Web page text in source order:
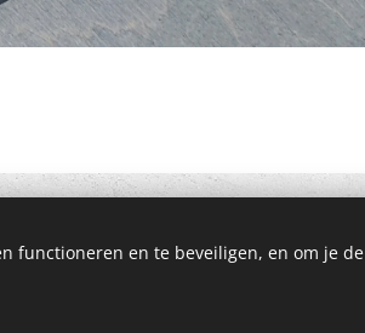
functioneren en te beveiligen, en om je de